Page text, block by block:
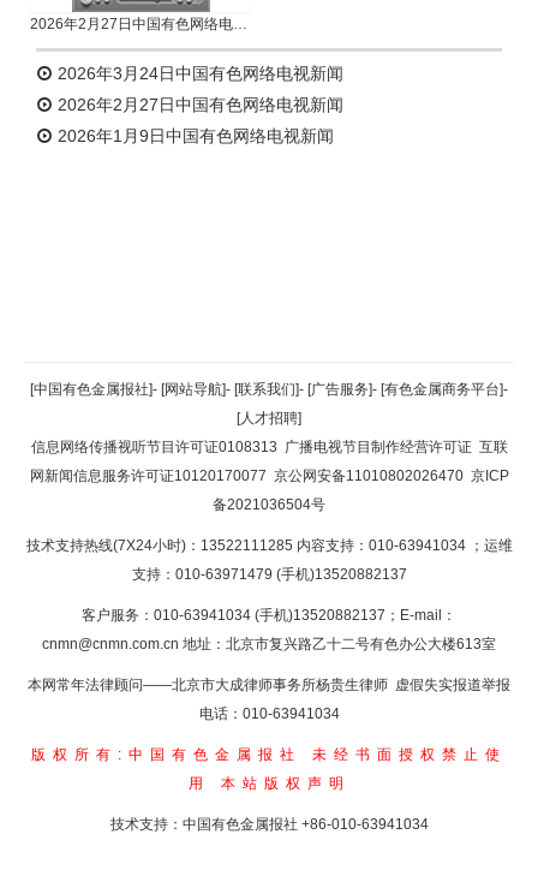
2026年2月27日中国有色网络电视新闻
2026年3月24日中国有色网络电视新闻
2026年2月27日中国有色网络电视新闻
2026年1月9日中国有色网络电视新闻
返回顶部
返回首页
[中国有色金属报社]- [网站导航]- [联系我们]- [广告服务]- [有色金属商务平台]-
[人才招聘]
信息网络传播视听节目许可证0108313 广播电视节目制作经营许可证 互联
网新闻信息服务许可证10120170077 京公网安备11010802026470 京ICP
备2021036504号
技术支持热线(7X24小时)：13522111285 内容支持：010-63941034 ；运维
支持：010-63971479 (手机)13520882137
客户服务：010-63941034 (手机)13520882137；E-mail：
cnmn@cnmn.com.cn 地址：北京市复兴路乙十二号有色办公大楼613室
本网常年法律顾问——北京市大成律师事务所杨贵生律师 虚假失实报道举报
电话：010-63941034
版权所有:中国有色金属报社
未经书面授权禁止使
用 本站版权声明
技术支持：中国有色金属报社 +86-010-63941034